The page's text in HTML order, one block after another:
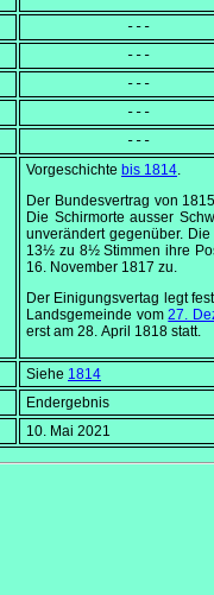
            ---
            ---
            ---
            ---
            ---
Vorgeschichte bis 1814.
Der Bundesvertrag von
Die Schirmorte ausser
unverändert gegenüber.
13½ zu 8½ Stimmen ihre
16. November 1817 zu.
Der Einigungsvertag legt
Landsgemeinde vom27.
erst am 28. April 1818 statt.
Siehe 1814
Endergebnis
10. Mai 2021